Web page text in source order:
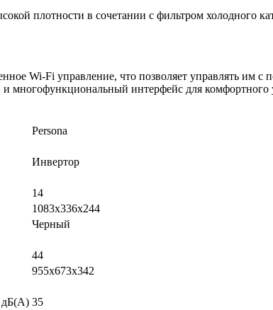
плотности в сочетании с фильтром холодного
Wi-Fi управление, что позволяет управлять
многофункциональный интерфейс для
Persona
Инвертор
14
1083х336х244
Черный
44
955х673х342
дБ(А) 35